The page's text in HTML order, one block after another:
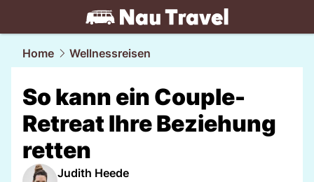
travel.NAU.ch
Home Wellnessreisen
So kann ein Couple-
Retreat Ihre Beziehung
retten
Judith Heede